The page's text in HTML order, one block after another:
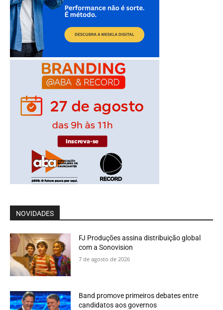
NOVIDADES
FJ Produções assina distribuição global
com a Sonovision
7 de agosto de 2026
Band promove primeiros debates entre
candidatos aos governos